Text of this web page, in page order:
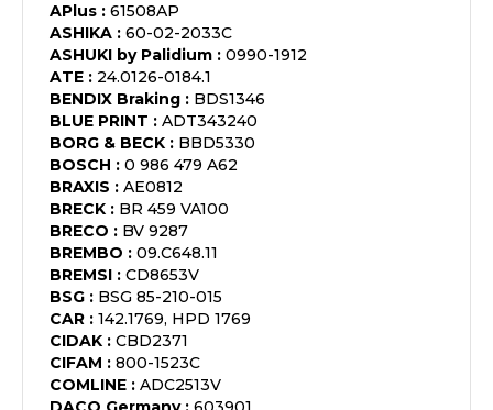
APlus : 61508AP
ASHIKA : 60-02-2033C
ASHUKI by Palidium : 0990-1912
ATE : 24.0126-0184.1
BENDIX Braking : BDS1346
BLUE PRINT : ADT343240
BORG & BECK : BBD5330
BOSCH : 0 986 479 A62
BRAXIS : AE0812
BRECK : BR 459 VA100
BRECO : BV 9287
BREMBO : 09.C648.11
BREMSI : CD8653V
BSG : BSG 85-210-015
CAR : 142.1769, HPD 1769
CIDAK : CBD2371
CIFAM : 800-1523C
COMLINE : ADC2513V